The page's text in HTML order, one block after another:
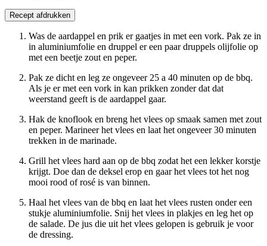
Recept afdrukken
Was de aardappel en prik er gaatjes in met een vork. Pak ze in
in aluminiumfolie en druppel er een paar druppels olijfolie op
met een beetje zout en peper.
Pak ze dicht en leg ze ongeveer 25 a 40 minuten op de bbq.
Als je er met een vork in kan prikken zonder dat dat
weerstand geeft is de aardappel gaar.
Hak de knoflook en breng het vlees op smaak samen met zout
en peper. Marineer het vlees en laat het ongeveer 30 minuten
trekken in de marinade.
Grill het vlees hard aan op de bbq zodat het een lekker korstje
krijgt. Doe dan de deksel erop en gaar het vlees tot het nog
mooi rood of rosé is van binnen.
Haal het vlees van de bbq en laat het vlees rusten onder een
stukje aluminiumfolie. Snij het vlees in plakjes en leg het op
de salade. De jus die uit het vlees gelopen is gebruik je voor
de dressing.